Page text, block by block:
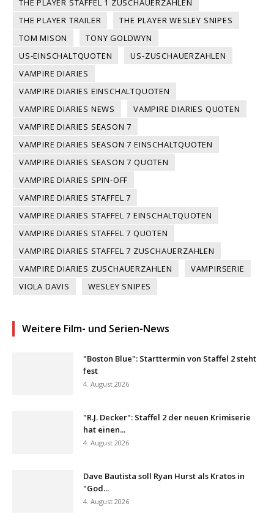
THE PLAYER TRAILER
THE PLAYER WESLEY SNIPES
TOM MISON
TONY GOLDWYN
US-EINSCHALTQUOTEN
US-ZUSCHAUERZAHLEN
VAMPIRE DIARIES
VAMPIRE DIARIES EINSCHALTQUOTEN
VAMPIRE DIARIES NEWS
VAMPIRE DIARIES QUOTEN
VAMPIRE DIARIES SEASON 7
VAMPIRE DIARIES SEASON 7 EINSCHALTQUOTEN
VAMPIRE DIARIES SEASON 7 QUOTEN
VAMPIRE DIARIES SPIN-OFF
VAMPIRE DIARIES STAFFEL 7
VAMPIRE DIARIES STAFFEL 7 EINSCHALTQUOTEN
VAMPIRE DIARIES STAFFEL 7 QUOTEN
VAMPIRE DIARIES STAFFEL 7 ZUSCHAUERZAHLEN
VAMPIRE DIARIES ZUSCHAUERZAHLEN
VAMPIRSERIE
VIOLA DAVIS
WESLEY SNIPES
Weitere Film- und Serien-News
"Boston Blue": Starttermin von Staffel 2 steht
fest
4. August 2026
"R.J. Decker": Staffel 2 der neuen Krimiserie
hat einen...
4. August 2026
Dave Bautista soll Ryan Hurst als Kratos in
"God...
4. August 2026